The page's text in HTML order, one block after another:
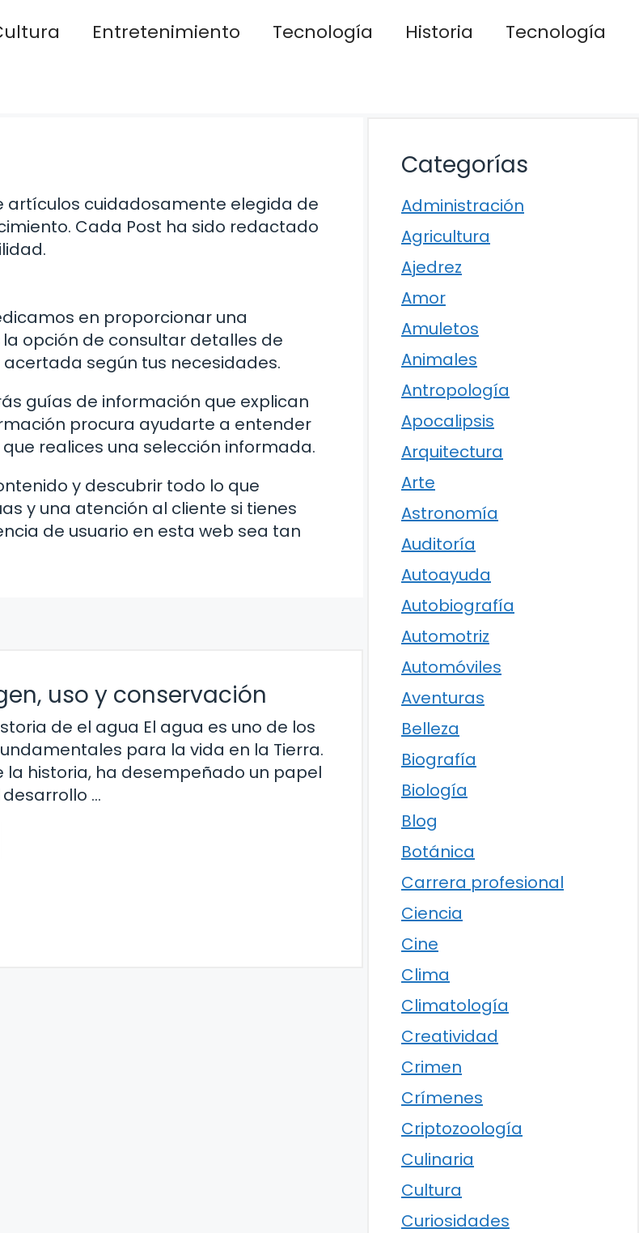
Entretenimiento Tecnología Historia
Tecnología
artículos cuidadosamente elegida de
Cada Post ha sido redactado
en proporcionar una
opción de consultar detalles de
según tus necesidades.
guías de información que explican
procura ayudarte a entender
realices una selección informada.
y descubrir todo lo que
y una atención al cliente si tienes
de usuario en esta web sea tan
uso y conservación
de el agua El agua es uno de los
para la vida en la Tierra.
la historia, ha desempeñado un papel
…
Categorías
Administración
Agricultura
Ajedrez
Amor
Amuletos
Animales
Antropología
Apocalipsis
Arquitectura
Arte
Astronomía
Auditoría
Autoayuda
Autobiografía
Automotriz
Automóviles
Aventuras
Belleza
Biografía
Biología
Blog
Botánica
Carrera profesional
Ciencia
Cine
Clima
Climatología
Creatividad
Crimen
Crímenes
Criptozoología
Culinaria
Cultura
Curiosidades